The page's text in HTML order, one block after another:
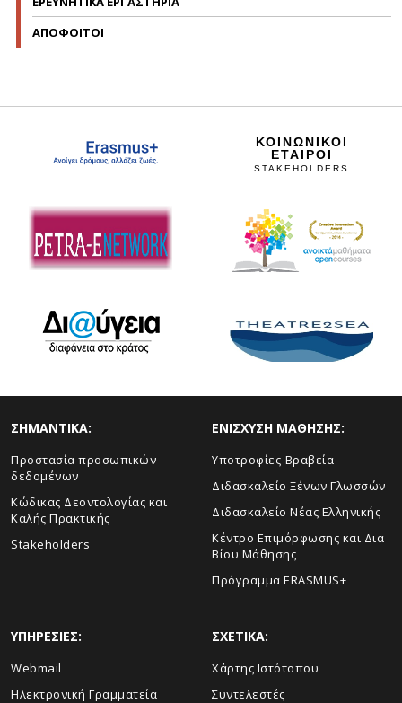
ΑΠΟΦΟΙΤΟΙ
ΚΟΙΝΩΝΙΚΟΙ
ΕΤΑΙΡΟΙ
STAKEHOLDERS
ΣHMANTIKA:
Προστασία προσωπικών
δεδομένων
Κώδικας Δεοντολογίας και
Καλής Πρακτικής
Stakeholders
ΕΝΙΣΧΥΣΗ ΜΑΘΗΣΗΣ:
Yποτροφίες-Βραβεία
Διδασκαλείο Ξένων Γλωσσών
Διδασκαλείο Νέας Ελληνικής
Κέντρο Επιμόρφωσης και Δια
Βίου Μάθησης
Πρόγραμμα ERASMUS+
ΥΠΗΡΕΣΙΕΣ:
Webmail
Ηλεκτρονική Γραμματεία
ΣΧΕΤΙΚΑ:
Xάρτης Ιστότοπου
Συντελεστές